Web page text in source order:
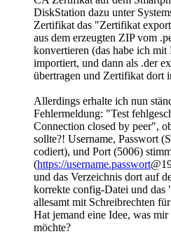
DiskStation dazu unter
Zertifikat das "Zertifikat
aus dem erzeugten ZIP vom
konvertieren (das habe ich
importiert, und dann als .der
übertragen und Zertifikat dort
Allerdings erhalte ich nun
Fehlermeldung: "Test
Connection closed by peer",
sollte?! Username, Passwort
codiert), und Port (5006)
(https://username.passwort
und das Verzeichnis dort auf
korrekte config-Datei und das
allesamt mit Schreibrechten
Hat jemand eine Idee, was
möchte?